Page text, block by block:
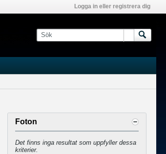
Logga in eller registrera dig
Foton
Det finns inga resultat som uppfyller dessa
kriterier.